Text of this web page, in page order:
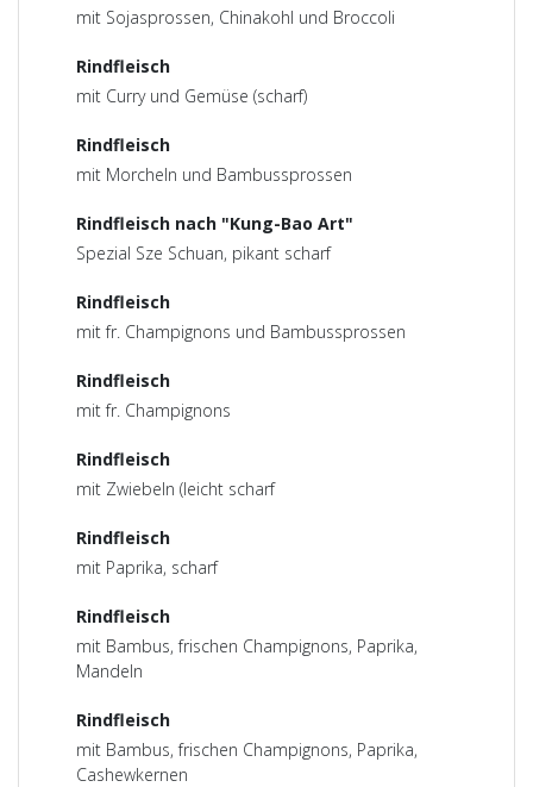
mit Sojasprossen, Chinakohl und Broccoli
Rindfleisch
mit Curry und Gemüse (scharf)
Rindfleisch
mit Morcheln und Bambussprossen
Rindfleisch nach "Kung-Bao Art"
Spezial Sze Schuan, pikant scharf
Rindfleisch
mit fr. Champignons und Bambussprossen
Rindfleisch
mit fr. Champignons
Rindfleisch
mit Zwiebeln (leicht scharf
Rindfleisch
mit Paprika, scharf
Rindfleisch
mit Bambus, frischen Champignons, Paprika,
Mandeln
Rindfleisch
mit Bambus, frischen Champignons, Paprika,
Cashewkernen